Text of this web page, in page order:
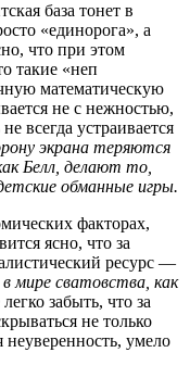
база тонет в
«единорога», а
что при этом
такие «неп
математическую
не с нежностью,
всегда устраивается
экрана теряются
Белл, делают то,
обманные игры.
факторах,
ясно, что за
ресурс —
мире сватовства, как
забыть, что за
не только
умело